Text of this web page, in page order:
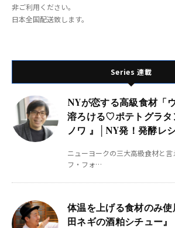
非ご利用ください。
日本全国配送致します。
Series 連載
NYが恋する高級食材「
溶ろける♡ポテトグラタ
ノワ 』│NY発！発酵レ
ニューヨークの三大高級食材と
フ・フォ…
体温を上げる食材のみ
田ネギの酒粕シチュー